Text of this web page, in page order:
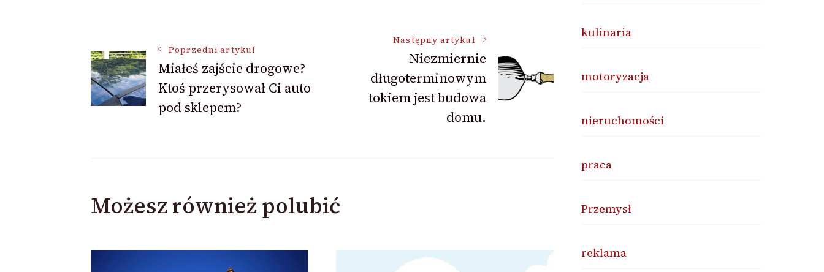
Nawigacja
wpisu
Poprzedni artykuł
Miałeś zajście drogowe?
Ktoś przerysował Ci auto
pod sklepem?
Następny artykuł
Niezmiernie
długoterminowym
tokiem jest budowa
domu.
Możesz również polubić
kulinaria
motoryzacja
nieruchomości
praca
Przemysł
reklama